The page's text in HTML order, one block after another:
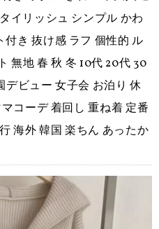
イリッシュ シンプル かわ
き 抜け感 ラフ 個性的 ル
無地 春 秋 冬 10代 20代 30
ビュー 女子会 お泊り 休
コーデ 着回し 重ね着 定番
海外 韓国 楽ちん あったか